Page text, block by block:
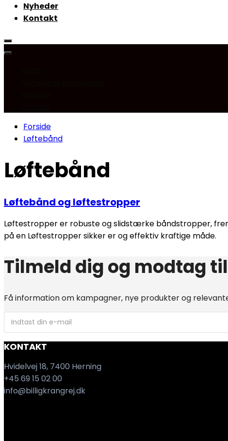
Nyheder
Kontakt
Forside
Løftebånd
Løftebånd
Løftebånd og løftestropper
Løftestropper er robuste og slidstærke båndstropper,
på en Løftestropper sikker er og effektiv kraftige måde.
Tilmeld dig og modtag
Få information om kampagner, nye produkter og
KONTAKT
Hvidelvej 18, 7400 Herning
+45 69 15 02 00
info@billigkrangrej.dk